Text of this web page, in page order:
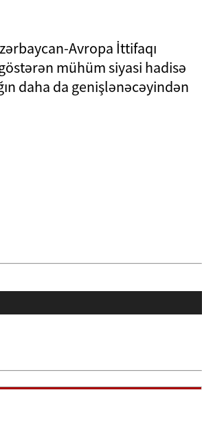
Avropa İttifaqı
mühüm siyasi hadisə
daha da genişlənəcəyindən